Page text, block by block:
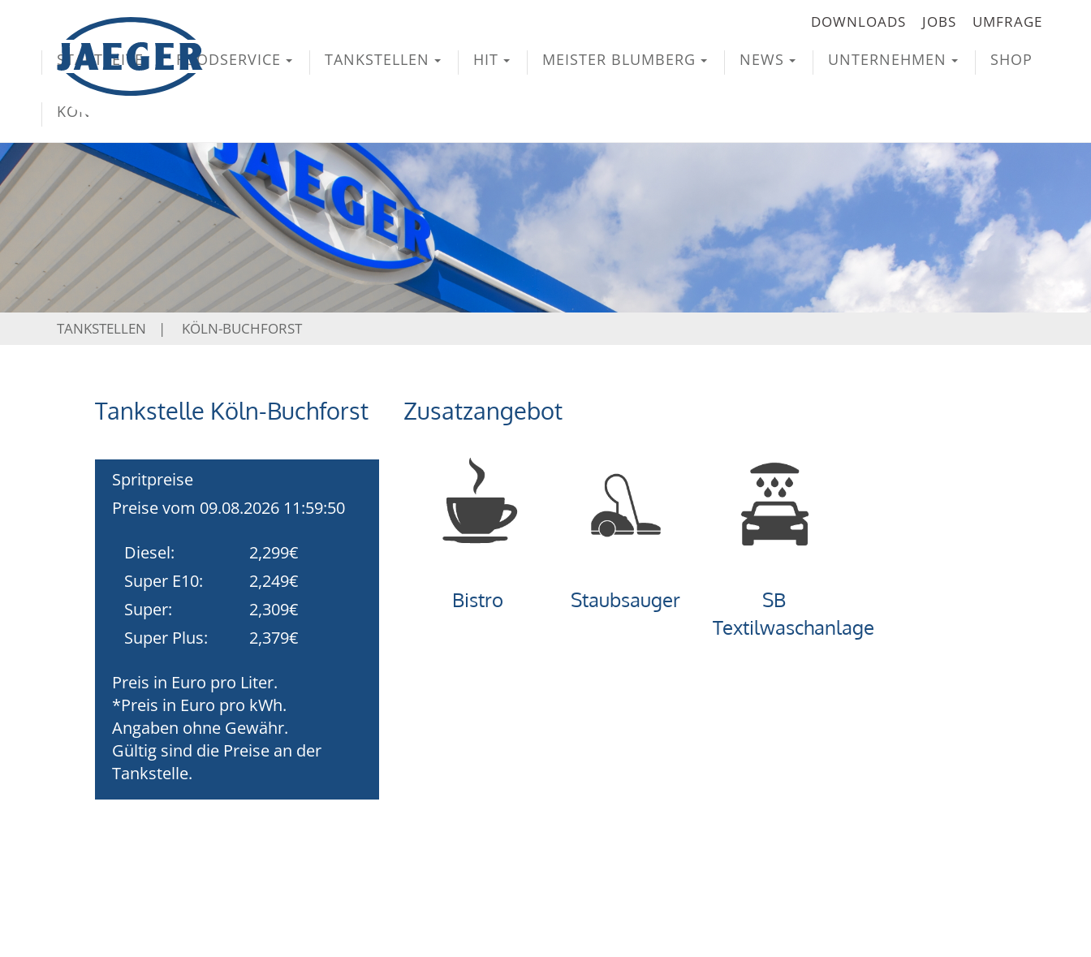
DOWNLOADS JOBS UMFRAGE
STARTSEITE FOODSERVICE TANKSTELLEN HIT MEISTER BLUMBERG NEWS UNTERNEHMEN SHOP
KONTAKT
TANKSTELLEN | KÖLN-BUCHFORST
Tankstelle Köln-Buchforst
Spritpreise
Preise vom 09.08.2026 11:59:50
Diesel:
Super E10:
Super:
Super Plus:
2,299€
2,249€
2,309€
2,379€
Preis in Euro pro Liter.
*Preis in Euro pro kWh.
Angaben ohne Gewähr.
Gültig sind die Preise an der
Tankstelle.
Zusatzangebot
Bistro Staubsauger
SB
Textilwaschanlage